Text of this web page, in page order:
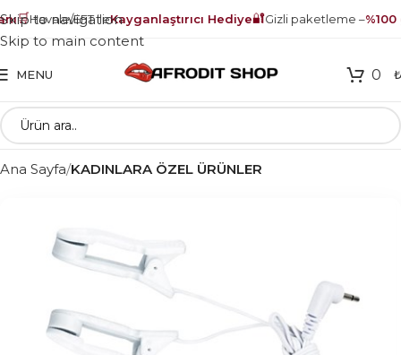
🛒Havale/EFT ileKayganlaştırıcı Hediye🔐Gizli paketleme –%100
Skip to navigation
Skip to main content
MENU 0 ₺
Ana Sayfa KADINLARA ÖZEL ÜRÜNLER